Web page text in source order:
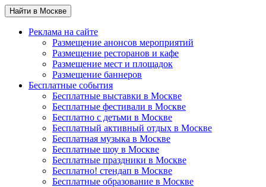
Найти в Москве
Реклама на сайте
Размещение анонсов мероприятий
Размещение ресторанов и кафе
Размещение мест и площадок
Размещение баннеров
Бесплатные события
Бесплатные выставки в Москве
Бесплатные фестивали в Москве
Бесплатно с детьми в Москве
Бесплатный активный отдых в Москве
Бесплатная музыка в Москве
Бесплатные шоу в Москве
Бесплатные праздники в Москве
Бесплатно! стендап в Москве
Бесплатные образование в Москве